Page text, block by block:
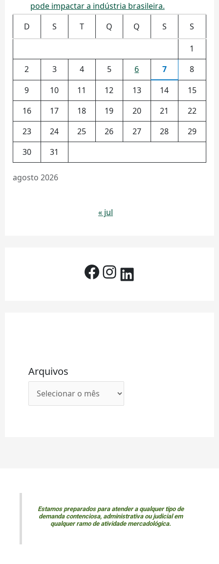
pode impactar a indústria brasileira.
agosto 2026
D S T Q Q S S
1
2
3 4 5 6 7
8
9
10 11 12 13 14
15
16
17 18 19 20 21
22
23
24 25 26 27 28
29
30
31
« jul
Arquivos
Estamos preparados para atender a qualquer tipo de
demanda contenciosa, administrativa ou judicial em
qualquer ramo de atividade mercadológica.